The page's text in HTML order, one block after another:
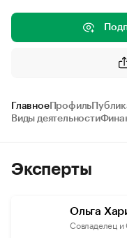
ГлавноеПрофиль
Виды деятельности
Эксперты
Ольга
Совладелец и